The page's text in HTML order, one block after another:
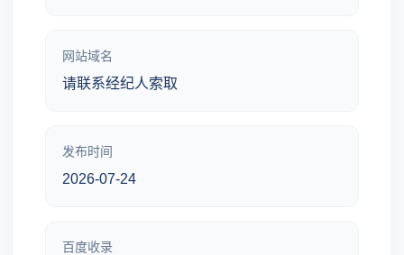
网站域名
请联系经纪人索取
发布时间
2026-07-24
百度收录